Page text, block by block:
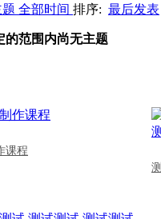
全部时间 排序: 最后发表
的范围内尚无主题
课程